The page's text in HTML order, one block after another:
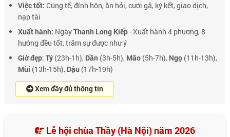
Việc tốt: Cúng tế, đính hôn, ăn hỏi, cưới gả, ký kết, giao dịch,
nạp tài
Xuất hành: NgàyThanh Long Kiếp- Xuất hành 4 phương, 8
hướng đều tốt, trăm sự được như ý
Giờ đẹp: Tý (23h-1h), Dần (3h-5h), Mão (5h-7h), Ngọ (11h-13h),
Mùi (13h-15h), Dậu (17h-19h)
Xem đầy đủ thông tin
Lễ hội chùa Thầy (Hà Nội) năm 2026